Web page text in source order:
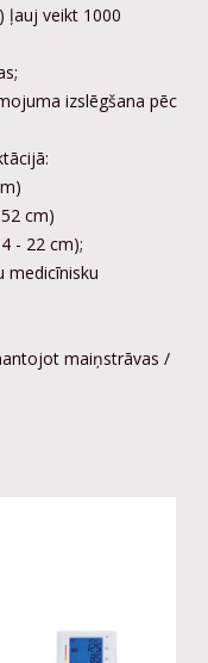
ļauj veikt 1000
izslēgšana pēc
cm)
- 22 cm);
medicīnisku
maiņstrāvas /